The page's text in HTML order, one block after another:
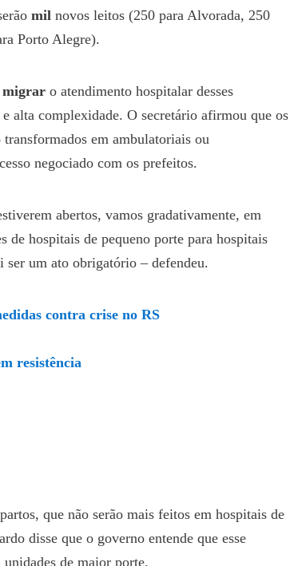
mil novos leitos (250 para Alvorada, 250
Porto Alegre).
migrar o atendimento hospitalar desses
alta complexidade. O secretário afirmou que os
em ambulatoriais ou
negociado com os prefeitos.
abertos, vamos gradativamente, em
de hospitais de pequeno porte para hospitais
um ato obrigatório – defendeu.
contra crise no RS
resistência
que não serão mais feitos em hospitais de
disse que o governo entende que esse
de maior porte.